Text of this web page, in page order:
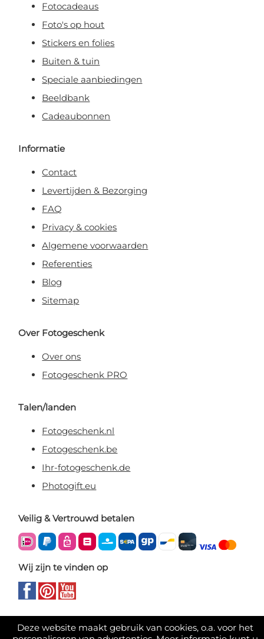
Deze website maakt gebruik van cookies, o.a. voor het
Fotocadeaus
Foto's op hout
Stickers en folies
Buiten & tuin
Speciale aanbiedingen
Beeldbank
Cadeaubonnen
Informatie
Contact
Levertijden & Bezorging
FAQ
Privacy & cookies
Algemene voorwaarden
Referenties
Blog
Sitemap
Over Fotogeschenk
Over ons
Fotogeschenk PRO
Talen/landen
Fotogeschenk.nl
Fotogeschenk.be
Ihr-fotogeschenk.de
Photogift.eu
Veilig & Vertrouwd betalen
Wij zijn te vinden op